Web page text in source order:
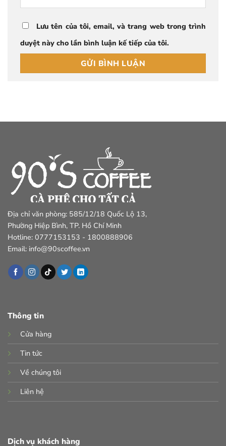
Lưu tên của tôi, email, và trang web trong trình
duyệt này cho lần bình luận kế tiếp của tôi.
Địa chỉ văn phòng: 585/12/18 Quốc Lộ 13,
Phường Hiệp Bình, TP. Hồ Chí Minh
Hotline: 0777153153 - 1800888906
Email: info@90scoffee.vn
Thông tin
Cửa hàng
Tin tức
Về chúng tôi
Liên hệ
Dịch vụ khách hàng